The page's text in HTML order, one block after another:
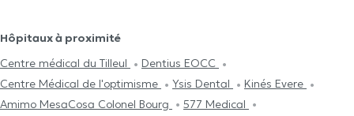
Hôpitaux à proximité
Centre médical du Tilleul
Dentius EOCC
Centre Médical de l'optimisme
Ysis Dental
Kinés Evere
Amimo MesaCosa Colonel Bourg
577 Medical